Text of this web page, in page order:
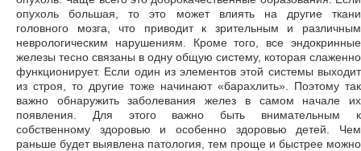
опухоль большая, то это может влиять на другие ткани
головного мозга, что приводит к зрительным и различным
неврологическим нарушениям. Кроме того, все эндокринные
железы тесно связаны в одну общую систему, которая слаженно
функционирует. Если один из элементов этой системы выходит
из строя, то другие тоже начинают «барахлить». Поэтому так
важно обнаружить заболевания желез в самом начале их
появления. Для этого важно быть внимательным к
собственному здоровью и особенно здоровью детей. Чем
раньше будет выявлена патология, тем проще и быстрее можно